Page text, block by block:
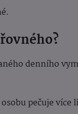
denního
pečuje více